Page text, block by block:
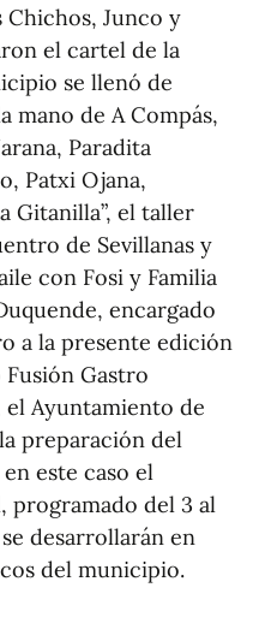
Chichos, Junco y
el cartel de la
se llenó de
mano de A Compás,
Paradita
Patxi Ojana,
Gitanilla”, el taller
de Sevillanas y
con Fosi y Familia
encargado
a la presente edición
Gastro
el Ayuntamiento de
preparación del
este caso el
programado del 3 al
desarrollarán en
del municipio.